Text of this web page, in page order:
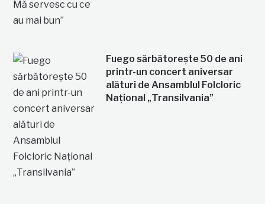
Fuego sărbătorește 50 de ani
printr-un concert aniversar
alături de Ansamblul Folcloric
Național „Transilvania”